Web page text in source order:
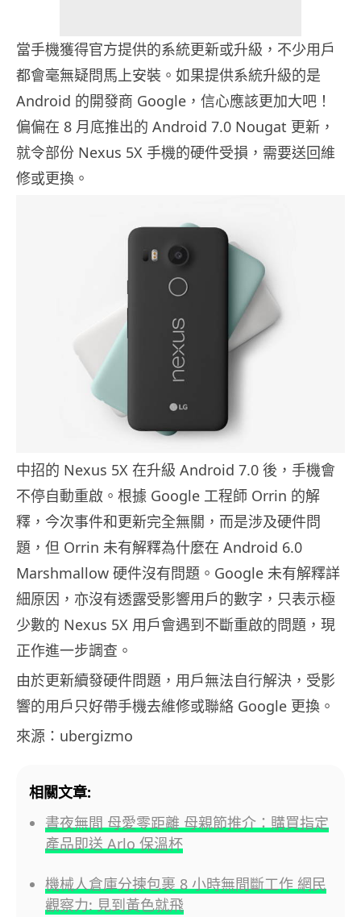
當手機獲得官方提供的系統更新或升級，不少用戶
都會毫無疑問馬上安裝。如果提供系統升級的是
Android 的開發商 Google，信心應該更加大吧！
偏偏在 8 月底推出的 Android 7.0 Nougat 更新，
就令部份 Nexus 5X 手機的硬件受損，需要送回維
修或更換。
中招的 Nexus 5X 在升級 Android 7.0 後，手機會
不停自動重啟。根據 Google 工程師 Orrin 的解
釋，今次事件和更新完全無關，而是涉及硬件問
題，但 Orrin 未有解釋為什麼在 Android 6.0
Marshmallow 硬件沒有問題。Google 未有解釋詳
細原因，亦沒有透露受影響用戶的數字，只表示極
少數的 Nexus 5X 用戶會遇到不斷重啟的問題，現
正作進一步調查。
由於更新續發硬件問題，用戶無法自行解決，受影
響的用戶只好帶手機去維修或聯絡 Google 更換。
來源：ubergizmo
相關文章:
晝夜無間 母愛零距離 母親節推介：購買指定
產品即送 Arlo 保溫杯
機械人倉庫分揀包裹 8 小時無間斷工作 網民
觀察力: 見到黃色就飛